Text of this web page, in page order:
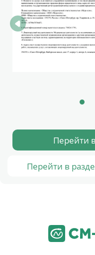
Перейти
Перейти в